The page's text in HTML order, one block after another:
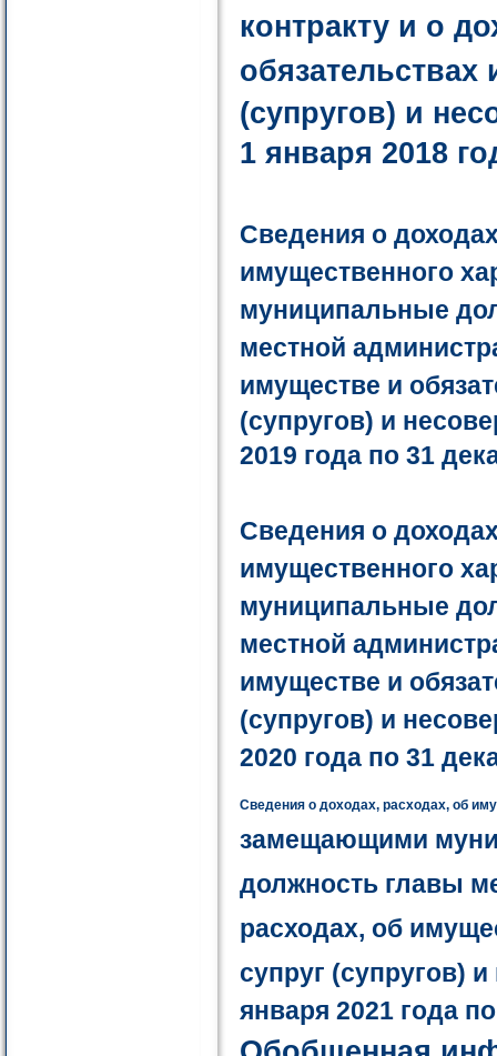
контракту и о
(супругов) и
1 января 2018
Сведения о
имущественного
муниципальные
местной
имуществе и
(супругов) и
2019 года по 31
Сведения о
имущественного
муниципальные
местной
имуществе и
(супругов) и
2020 года по 31
Сведения о доходах, расходах, об
замещающими
должность главы
расходах, об
супруг (супругов)
января 2021 года